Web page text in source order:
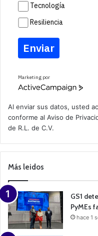
Tecnología
Resiliencia
Enviar
Marketing por
A
v
e
a
m
a
n
Al enviar sus datos, usted
conforme al Aviso de
de R.L. de C.V.
Más leidos
GS1
PyMEs
hace 1